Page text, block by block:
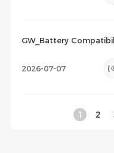
GW_Battery
2026-07-07 (
1 2